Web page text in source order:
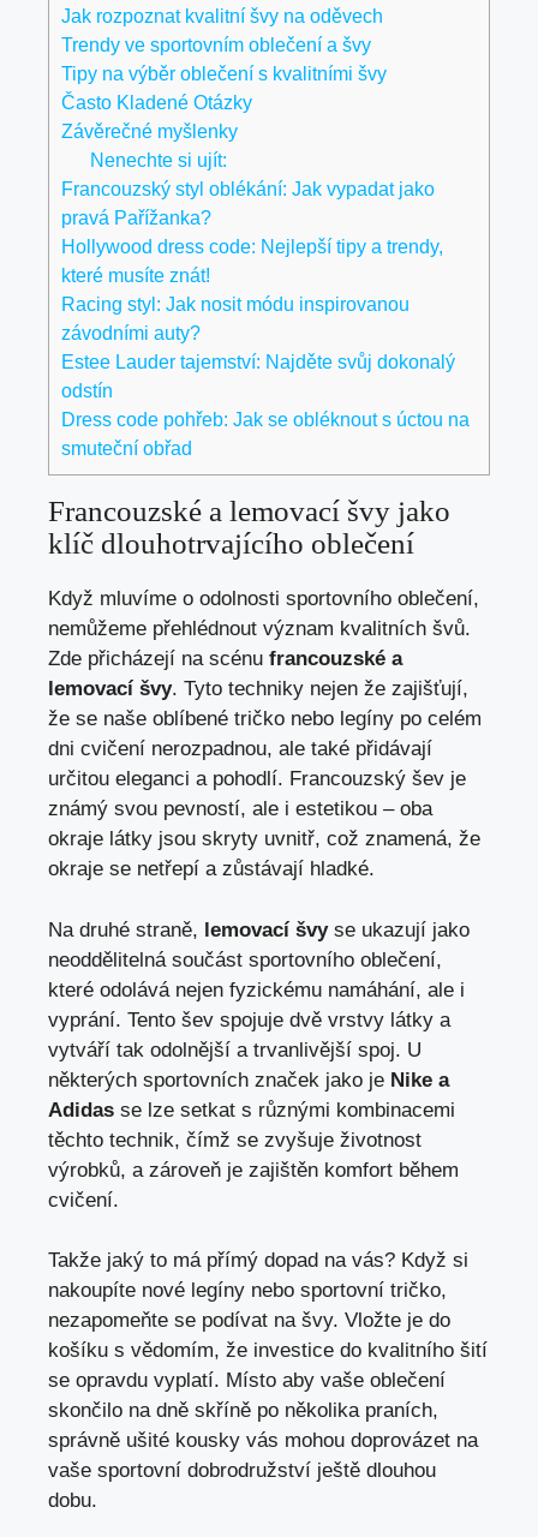
Jak rozpoznat kvalitní švy na oděvech
Trendy ve sportovním oblečení a švy
Tipy na výběr oblečení s kvalitními švy
Často Kladené Otázky
Závěrečné myšlenky
Nenechte si ujít:
Francouzský styl oblékání: Jak vypadat jako
pravá Pařížanka?
Hollywood dress code: Nejlepší tipy a trendy,
které musíte znát!
Racing styl: Jak nosit módu inspirovanou
závodními auty?
Estee Lauder tajemství: Najděte svůj dokonalý
odstín
Dress code pohřeb: Jak se obléknout s úctou na
smuteční obřad
Francouzské a lemovací švy jako
klíč dlouhotrvajícího oblečení
Když mluvíme o odolnosti sportovního oblečení,
nemůžeme přehlédnout význam kvalitních švů.
Zde přicházejí na scénu francouzské a
lemovací švy. Tyto techniky nejen že zajišťují,
že se naše oblíbené tričko nebo legíny po celém
dni cvičení nerozpadnou, ale také přidávají
určitou eleganci a pohodlí. Francouzský šev je
známý svou pevností, ale i estetikou – oba
okraje látky jsou skryty uvnitř, což znamená, že
okraje se netřepí a zůstávají hladké.
Na druhé straně, lemovací švyse ukazují jako
neoddělitelná součást sportovního oblečení,
které odolává nejen fyzickému namáhání, ale i
vyprání. Tento šev spojuje dvě vrstvy látky a
vytváří tak odolnější a trvanlivější spoj. U
některých sportovních značek jako je Nike a
Adidas se lze setkat s různými kombinacemi
těchto technik, čímž se zvyšuje životnost
výrobků, a zároveň je zajištěn komfort během
cvičení.
Takže jaký to má přímý dopad na vás? Když si
nakoupíte nové legíny nebo sportovní tričko,
nezapomeňte se podívat na švy. Vložte je do
košíku s vědomím, že investice do kvalitního šití
se opravdu vyplatí. Místo aby vaše oblečení
skončilo na dně skříně po několika praních,
správně ušité kousky vás mohou doprovázet na
vaše sportovní dobrodružství ještě dlouhou
dobu.